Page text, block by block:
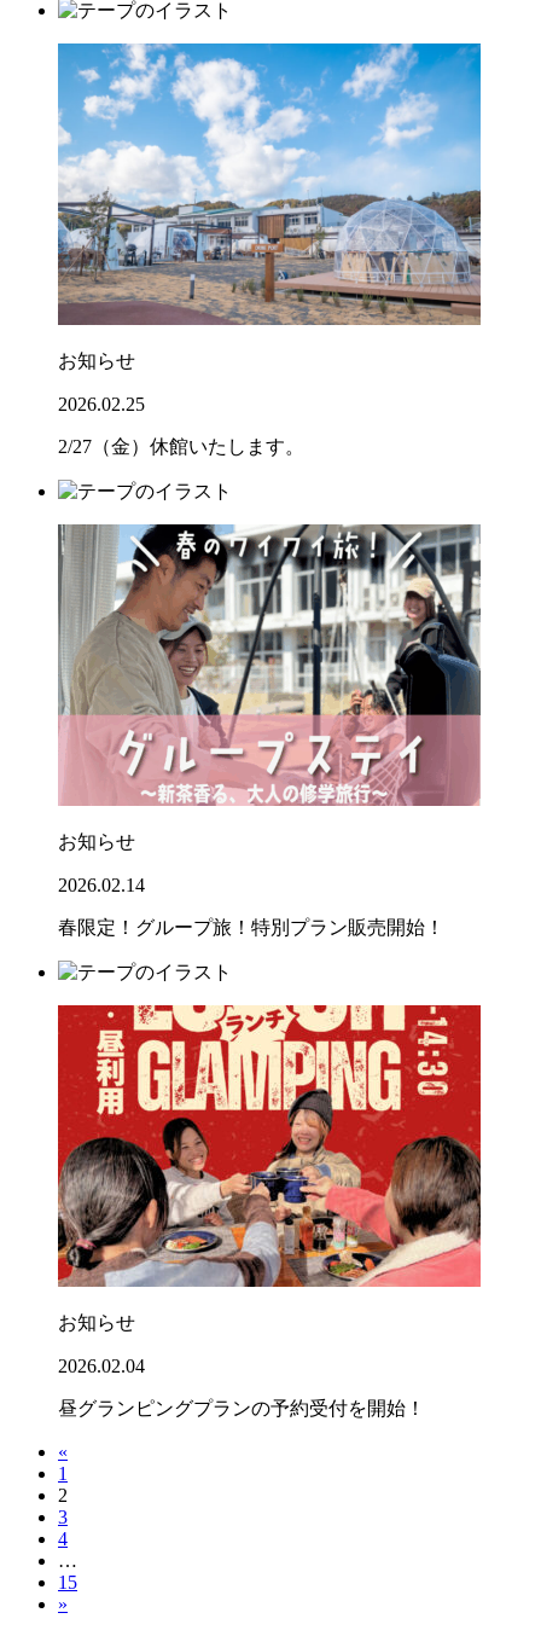
お知らせ
2026.02.25
2/27（金）休館いたします。
お知らせ
2026.02.14
春限定！グループ旅！特別プラン販売開始！
お知らせ
2026.02.04
昼グランピングプランの予約受付を開始！
«
1
2
3
4
…
15
»